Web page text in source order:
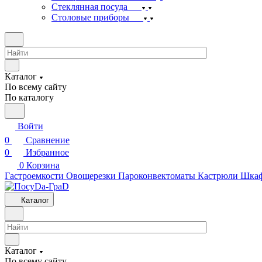
Стеклянная посуда
Столовые приборы
Каталог
По всему сайту
По каталогу
Войти
0
Сравнение
0
Избранное
0 Корзина
Гастроемкости Овощерезки Пароконвектоматы Кастрюли
Каталог
Каталог